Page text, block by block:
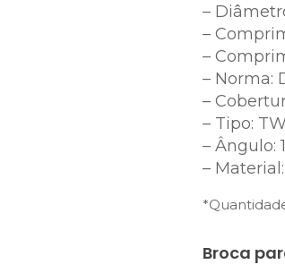
–
–
–
– Norma:
–
– Tipo:
– Ângulo:
– Material:
Broca